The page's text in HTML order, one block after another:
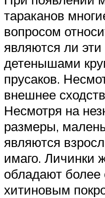
тараканов
вопросом
являются ли
детенышами
прусаков.
внешнее
Несмотря на
размеры,
являются
имаго. Личинки
обладают
хитиновым